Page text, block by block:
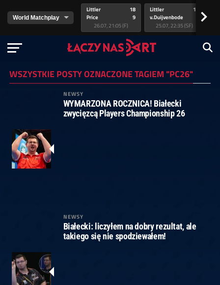
Littler
Price
18
9
26.07, 21:05 (F)
Littler
v.Duijvenbode
17
25.07, 22:35 (SF)
>
WSZYSTKIE POSTY OZNACZONE TAGIEM "PC26"
NEWSY
WYMARZONA ROCZNICA! Białecki
zwycięzcą Players Championship 26
NEWSY
Białecki: liczyłem na dobry rezultat, ale
takiego się nie spodziewałem!